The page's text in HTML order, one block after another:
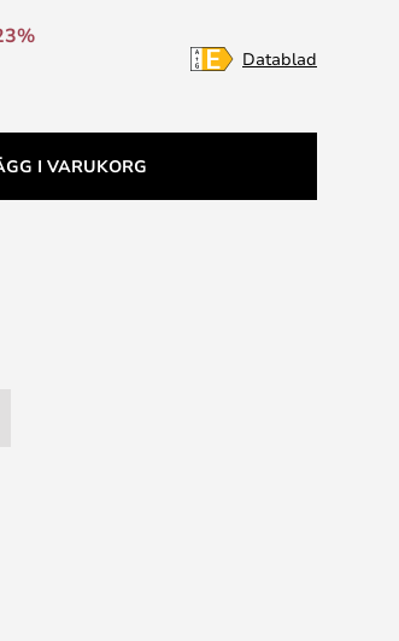
Datablad
I VARUKORG